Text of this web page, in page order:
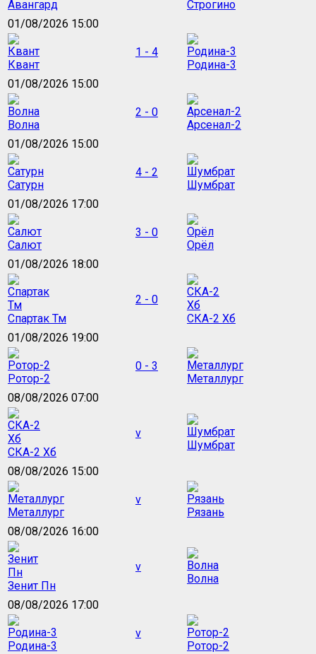
Авангард
Строгино
01/08/2026 15:00
Квант
1 - 4
Родина-3
01/08/2026 15:00
Волна
2 - 0
Арсенал-2
01/08/2026 15:00
Сатурн
4 - 2
Шумбрат
01/08/2026 17:00
Салют
3 - 0
Орёл
01/08/2026 18:00
Спартак Тм
2 - 0
СКА-2 Хб
01/08/2026 19:00
Ротор-2
0 - 3
Металлург
08/08/2026 07:00
СКА-2 Хб
v
Шумбрат
08/08/2026 15:00
Металлург
v
Рязань
08/08/2026 16:00
Зенит Пн
v
Волна
08/08/2026 17:00
Родина-3
v
Ротор-2